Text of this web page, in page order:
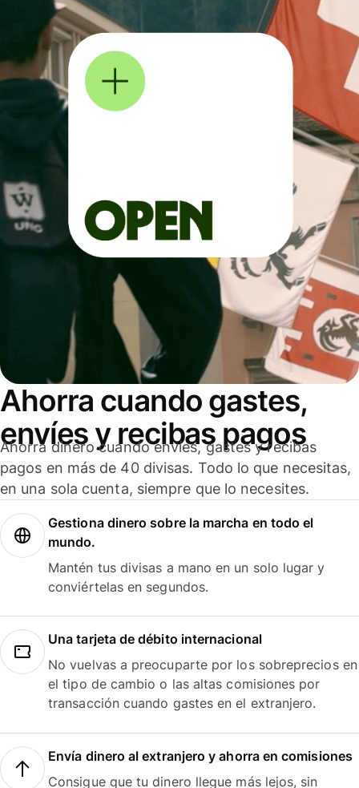
Ahorra cuando gastes,
envíes y recibas pagos
Ahorra dinero cuando envíes, gastes y recibas
pagos en más de 40 divisas. Todo lo que necesitas,
en una sola cuenta, siempre que lo necesites.
Gestiona dinero sobre la marcha en todo el
mundo.
Mantén tus divisas a mano en un solo lugar y
conviértelas en segundos.
Una tarjeta de débito internacional
No vuelvas a preocuparte por los sobreprecios en
el tipo de cambio o las altas comisiones por
transacción cuando gastes en el extranjero.
Envía dinero al extranjero y ahorra en comisiones
Consigue que tu dinero llegue más lejos, sin